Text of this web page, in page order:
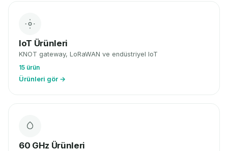
IoT Ürünleri
KNOT gateway, LoRaWAN ve endüstriyel IoT
15 ürün
Ürünleri gör →
60 GHz Ürünleri